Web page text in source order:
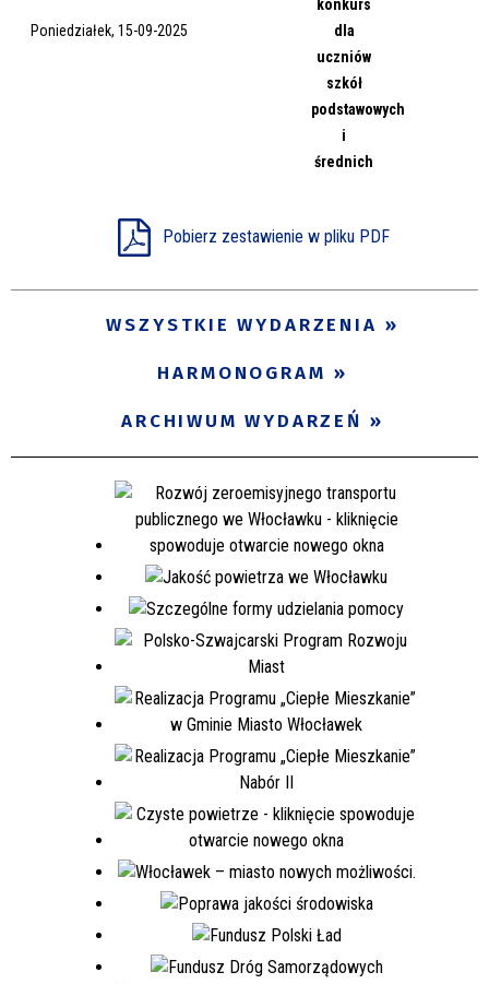
Miejsce
Poniedziałek, 15-09-2025
konkurs
dla
uczniów
szkół
podstawowych
i
średnich
Pobierz zestawienie w pliku PDF
WSZYSTKIE WYDARZENIA
HARMONOGRAM
ARCHIWUM WYDARZEŃ